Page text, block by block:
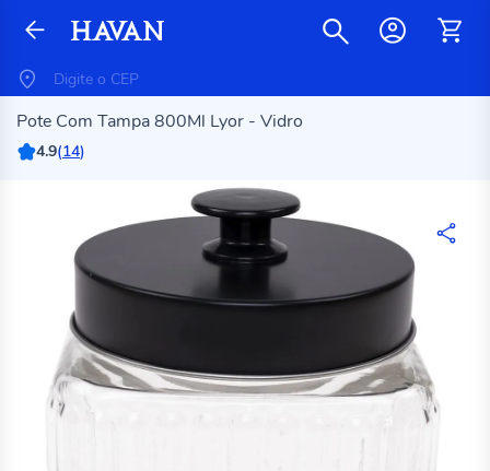
Pote Com Tampa 800Ml Lyor - Vidro
4.9(14)